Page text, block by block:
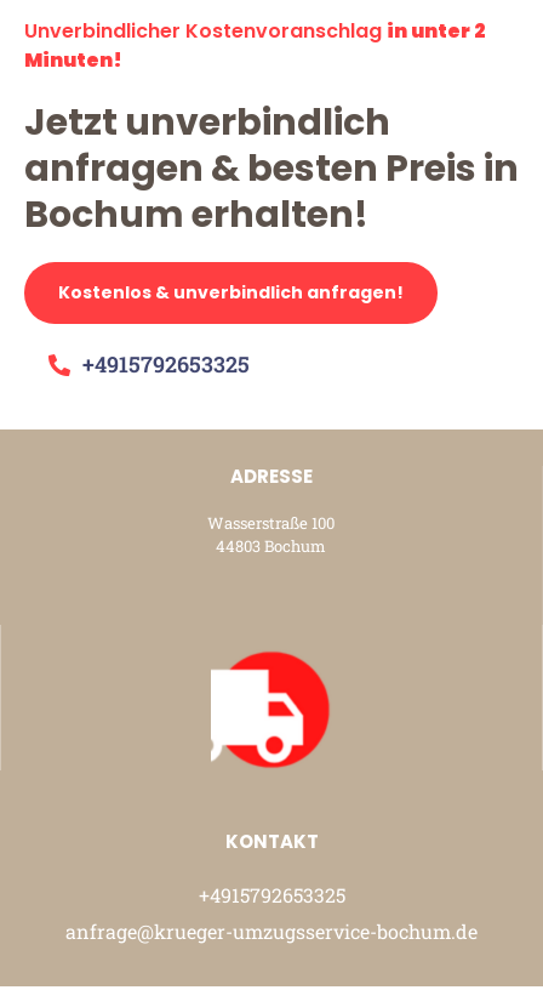
Unverbindlicher Kostenvoranschlag in unter 2
Minuten!
Jetzt unverbindlich
anfragen & besten Preis in
Bochum erhalten!
Kostenlos & unverbindlich anfragen!
+4915792653325
ADRESSE
Wasserstraße 100
44803 Bochum
KONTAKT
+4915792653325
anfrage@krueger-umzugsservice-bochum.de